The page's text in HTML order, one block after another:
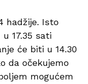
hadžije. Isto
17.35 sati
će biti u 14.30
da očekujemo
mogućem